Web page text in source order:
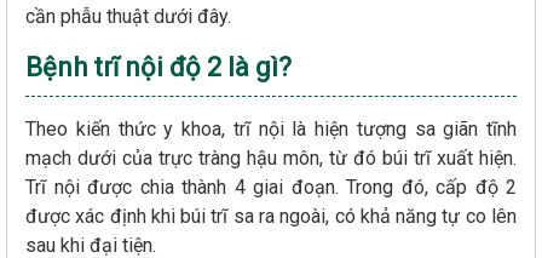
cần phẫu thuật dưới đây.
Bệnh trĩ nội độ 2 là gì?
Theo kiến thức y khoa, trĩ nội là hiện tượng sa giãn tĩnh
mạch dưới của trực tràng hậu môn, từ đó búi trĩ xuất hiện.
Trĩ nội được chia thành 4 giai đoạn. Trong đó, cấp độ 2
được xác định khi búi trĩ sa ra ngoài, có khả năng tự co lên
sau khi đại tiện.